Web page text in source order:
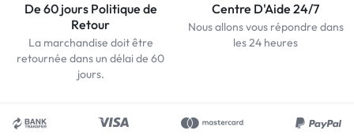
De 60 jours Politique de
Retour
La marchandise doit être
retournée dans un délai de 60
jours.
Centre D'Aide 24/7
Nous allons vous répondre dans
les 24 heures